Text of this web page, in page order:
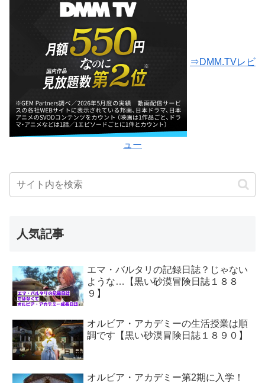
⇒DMM.TVレビ
ュー
人気記事
エマ・バルタリの記録日誌？じゃない
ような…【黒い砂漠冒険日誌１８８
９】
オルビア・アカデミーの生活授業は順
調です【黒い砂漠冒険日誌１８９０】
オルビア・アカデミー第2期に入学！